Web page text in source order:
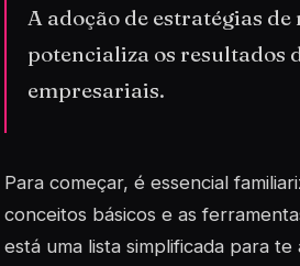
A adoção de estratégias
potencializa os resultados
empresariais.
Para começar, é essencial
conceitos básicos e as
está uma lista simplificada para te